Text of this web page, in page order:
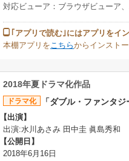
対応ビューア：ブラウザビューア
｢アプリで読む｣にはアプリをイ
本棚アプリを こちらからインスト
2018年夏ドラマ化作品
ドラマ化 「ダブル・ファンタジ
出演】
出演:水川あさみ 田中圭 眞島秀和
公開日】
2018年6月16日